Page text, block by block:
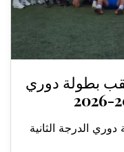
بطولة دوري
دوري الدرجة الثانية